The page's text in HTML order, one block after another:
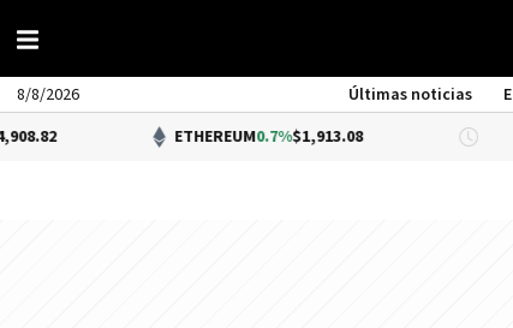
8/8/2026 Últimas noticias
ETHEREUM0.7%$1,913.08 DÓLAR